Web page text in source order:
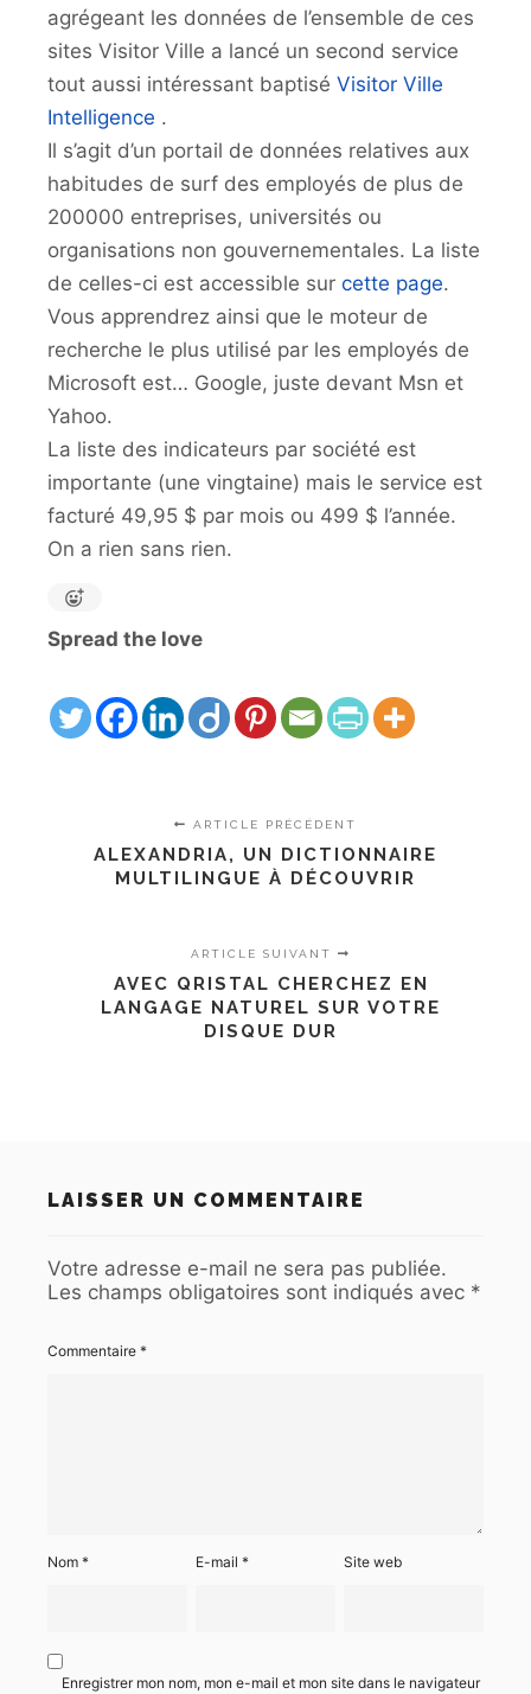
agrégeant les données de l’ensemble de ces
sites Visitor Ville a lancé un second service
tout aussi intéressant baptisé Visitor Ville
Intelligence .
Il s’agit d’un portail de données relatives aux
habitudes de surf des employés de plus de
200000 entreprises, universités ou
organisations non gouvernementales. La liste
de celles-ci est accessible sur cette page.
Vous apprendrez ainsi que le moteur de
recherche le plus utilisé par les employés de
Microsoft est… Google, juste devant Msn et
Yahoo.
La liste des indicateurs par société est
importante (une vingtaine) mais le service est
facturé 49,95 $ par mois ou 499 $ l’année.
On a rien sans rien.
Spread the love
ARTICLE PRÉCÉDENT
ALEXANDRIA, UN DICTIONNAIRE
MULTILINGUE À DÉCOUVRIR
ARTICLE SUIVANT
AVEC QRISTAL CHERCHEZ EN
LANGAGE NATUREL SUR VOTRE
DISQUE DUR
LAISSER UN COMMENTAIRE
Votre adresse e-mail ne sera pas publiée.
Les champs obligatoires sont indiqués avec *
Commentaire *
Nom * E-mail* Site web
Enregistrer mon nom, mon e-mail et mon site dans le navigateur